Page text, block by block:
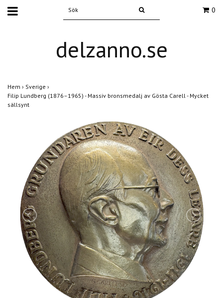
0
delzanno.se
Hem › Sverige ›
Filip Lundberg (1876–1965) - Massiv bronsmedalj av Gösta Carell - Mycket
sällsynt